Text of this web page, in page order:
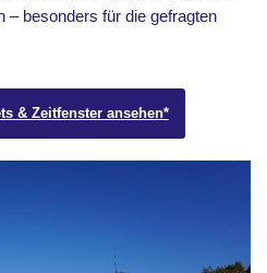
– besonders für die gefragten
& Zeitfenster ansehen*